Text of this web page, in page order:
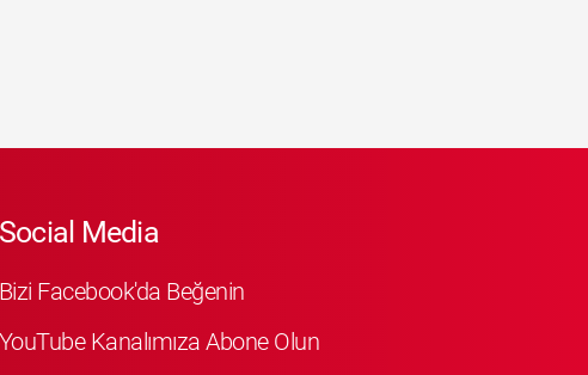
Social Media
Bizi Facebook'da Beğenin
YouTube Kanalımıza Abone Olun